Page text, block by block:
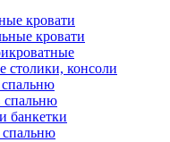
кровати
кровати
столики, консоли
банкетки
спальню